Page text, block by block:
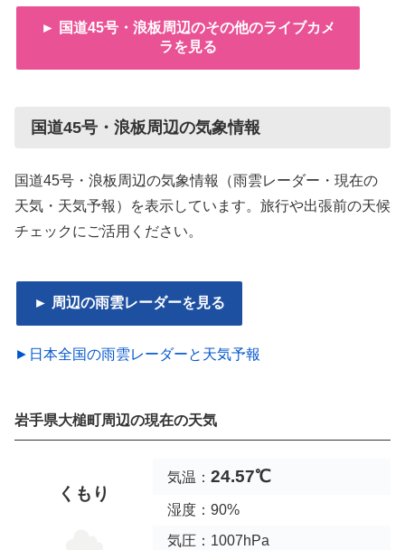
► 国道45号・浪板周辺のその他のライブカメ
ラを見る
国道45号・浪板周辺の気象情報
国道45号・浪板周辺の気象情報（雨雲レーダー・現在の
天気・天気予報）を表示しています。旅行や出張前の天候
チェックにご活用ください。
► 周辺の雨雲レーダーを見る
►日本全国の雨雲レーダーと天気予報
岩手県大槌町周辺の現在の天気
くもり
気温： 24.57℃
湿度：90%
気圧：1007hPa